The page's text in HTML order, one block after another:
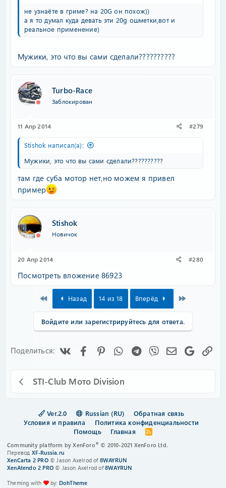
не узнаёте в гриме? на 20G он похож))
а я то думал куда девать эти 20g ошметки,вот и
реальное применение)
Мужики, это что вы сами сделали??????????
Turbo-Race
Заблокирован
11 Апр 2014 #279
Stishok написал(а):
Мужики, это что вы сами сделали??????????
там где суба мотор нет,но можем я привел
пример
Stishok
Новичок
20 Апр 2014 #280
Посмотреть вложение 86923
Назад 14 из 18 Вперёд
Войдите или зарегистрируйтесь для ответа.
Поделиться: FacebookPinterestWhatsAppTelegram
Viber Google
STI-Club Мото Division
Ver.2.0 Russian (RU)
Обратная связь
Условия и правила
Политика конфиденциальности
Помощь
Главная
R
S
Community platform by XenForo® © 2010-2021 XenForo Ltd.
Перевод XF-Russia.ru
XenCarta 2 PRO© Jason Axelrod of 8WAYRUN
XenAtendo 2 PRO © Jason Axelrod of8WAYRUN
Theming with
by: DohTheme